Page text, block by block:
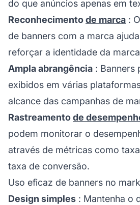
do que anúncios apenas em
Reconhecimentode marca :
de banners com a marca
reforçar a identidade da marca
Ampla abrangência : Banners
exibidos em várias
alcance das campanhas de
Rastreamentode
podem monitorar o
através de métricas como
taxa de conversão.
Uso eficaz de banners no
Design simples : Mantenha o